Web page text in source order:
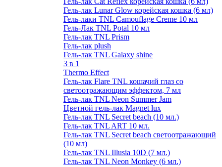
Гель-лак Lunar Glow корейская кошка (6 мл)
Гель-лаки TNL Camouflage Creme 10 мл
Гель-Лак TNL Potal 10 мл
Гель-лак TNL Prism
Гель-лак plush
Гель-лак TNL Galaxy shine
3 в 1
Thermo Effect
Гель-лак Flare TNL кошачий глаз со
светоотражающим эффектом, 7 мл
Гель-лак TNL Neon Summer Jam
Цветной гель-лак Magnet lux
Гель-лак TNL Secret beach (10 мл.)
Гель-лак TNL ART 10 мл.
Гель-лак TNL Secret beach светоотражающий
(10 мл)
Гель-лак TNL Illusia 10D (7 мл.)
Гель-лак TNL Neon Monkey (6 мл.)